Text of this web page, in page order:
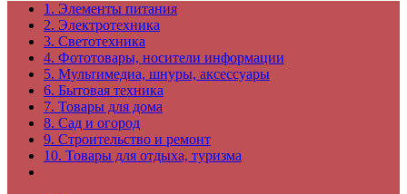
1. Элементы питания
2. Электротехника
3. Светотехника
4. Фототовары, носители информации
5. Мультимедиа, шнуры, аксессуары
6. Бытовая техника
7. Товары для дома
8. Сад и огород
9. Строительство и ремонт
10. Товары для отдыха, туризма